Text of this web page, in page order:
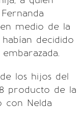
medio de la
decidido
los hijos del
producto de la
con Nelda